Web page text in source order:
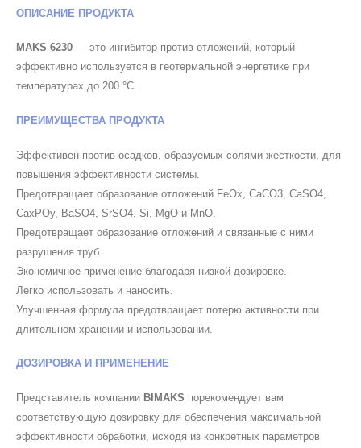
ОПИСАНИЕ ПРОДУКТА
MAKS 6230 — это ингибитор против отложений, который
эффективно используется в геотермальной энергетике при
температурах до 200 °C.
ПРЕИМУЩЕСТВА ПРОДУКТА
Эффективен против осадков, образуемых солями жесткости, для
повышения эффективности системы.
Предотвращает образование отложений FeOx, CaCO3, CaSO4,
CaxPOy, BaSO4, SrSO4, Si, MgO и MnO.
Предотвращает образование отложений и связанные с ними
разрушения труб.
Экономичное применение благодаря низкой дозировке.
Легко использовать и наносить.
Улучшенная формула предотвращает потерю активности при
длительном хранении и использовании.
ДОЗИРОВКА И ПРИМЕНЕНИЕ
Представитель компании BIMAKS порекомендует вам
соответствующую дозировку для обеспечения максимальной
эффективности обработки, исходя из конкретных параметров